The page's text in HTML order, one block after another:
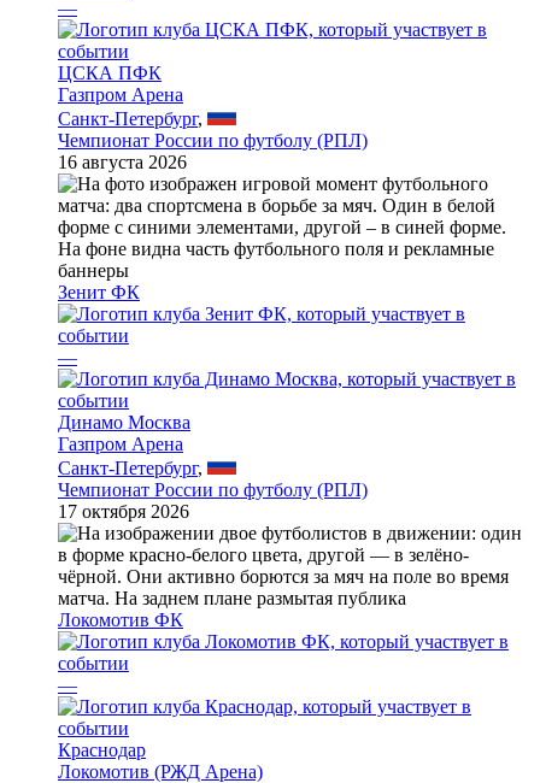
—
ЦСКА ПФК
Газпром Арена
Санкт-Петербург,
Чемпионат России по футболу (РПЛ)
16 августа 2026
Зенит ФК
—
Динамо Москва
Газпром Арена
Санкт-Петербург,
Чемпионат России по футболу (РПЛ)
17 октября 2026
Локомотив ФК
—
Краснодар
Локомотив (РЖД Арена)